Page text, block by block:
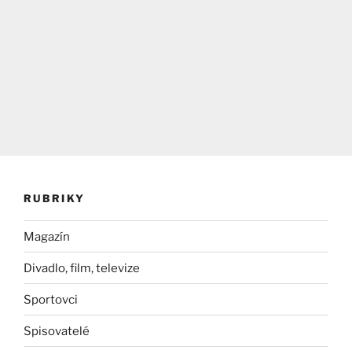
RUBRIKY
Magazín
Divadlo, film, televize
Sportovci
Spisovatelé